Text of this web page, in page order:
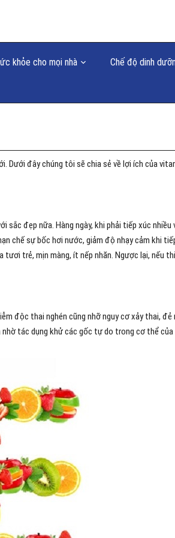
khỏe cho mọi nhà
Chế độ dinh
Dưới đây chúng tôi sẽ chia sẻ về lợi ích của
đẹp nữa. Hàng ngày, khi phải tiếp xúc nhiều
chế sự bốc hơi nước, giảm độ nhạy cảm khi
trẻ, mịn màng, ít nếp nhăn. Ngược lại, nếu
độc thai nghén cũng nhỡ nguy cơ xảy thai, đẻ
tác dụng khử các gốc tự do trong cơ thể của